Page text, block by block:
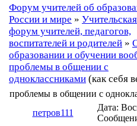
Форум учителей об
России и мире »
форум учителей, педагогов,
воспитателей и родителей »
образовании и обучении
проблемы в общении с
одноклассниками (как себя
проблемы в общении с
петров111
Дата: